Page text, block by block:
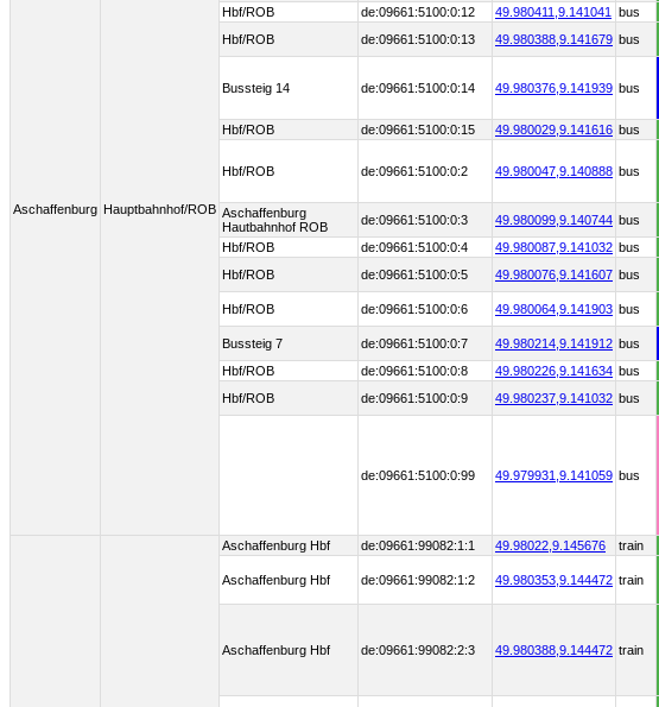
Aschaffenburg Hauptbahnhof/ROB
Hbf/ROB
de:09661:5100:0:12 49.980411, 9.141041 bus
Hbf/ROB
de:09661:5100:0:13 49.980388, 9.141679 bus
Bussteig 14 de:09661:5100:0:14 49.980376, 9.141939 bus
Hbf/ROB de:09661:5100:0:15 49.980029, 9.141616 bus
Hbf/ROB de:09661:5100:0:2 49.980047, 9.140888 bus
Aschaffenburg
Hautbahnhof ROB
de:09661:5100:0:3 49.980099, 9.140744 bus
Hbf/ROB
de:09661:5100:0:4 49.980087, 9.141032 bus
Hbf/ROB
de:09661:5100:0:5 49.980076, 9.141607 bus
Hbf/ROB de:09661:5100:0:6 49.980064, 9.141903 bus
Bussteig 7 de:09661:5100:0:7 49.980214, 9.141912 bus
Hbf/ROB
de:09661:5100:0:8 49.980226, 9.141634 bus
Hbf/ROB
de:09661:5100:0:9 49.980237, 9.141032 bus
de:09661:5100:0:99 49.979931, 9.141059 bus
Aschaffenburg Hbf de:09661:99082:1:1 49.98022, 9.145676 train
Aschaffenburg Hbf de:09661:99082:1:2 49.980353, 9.144472 train
Aschaffenburg Hbf de:09661:99082:2:3 49.980388, 9.144472 train